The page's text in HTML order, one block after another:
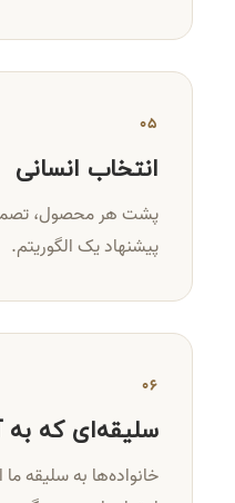
۰۵
انتخاب انسانی
پشت هر محصول،
پیشنهاد یک الگوریتم.
۰۶
سلیقه‌ای که
خانواده‌ها به سلیقه ما